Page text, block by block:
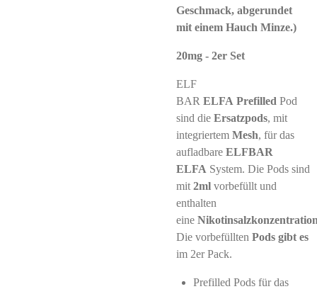
Geschmack, abgerundet
mit einem Hauch Minze.)
20mg - 2er Set
ELF
BAR ELFA Prefilled Pod
sind die Ersatzpods, mit
integriertem Mesh, für das
aufladbare ELFBAR
ELFA System. Die Pods sind
mit 2ml vorbefüllt und
enthalten
eine
Die vorbefüllten Pods gibt es
im 2er Pack.
Prefilled Pods für das